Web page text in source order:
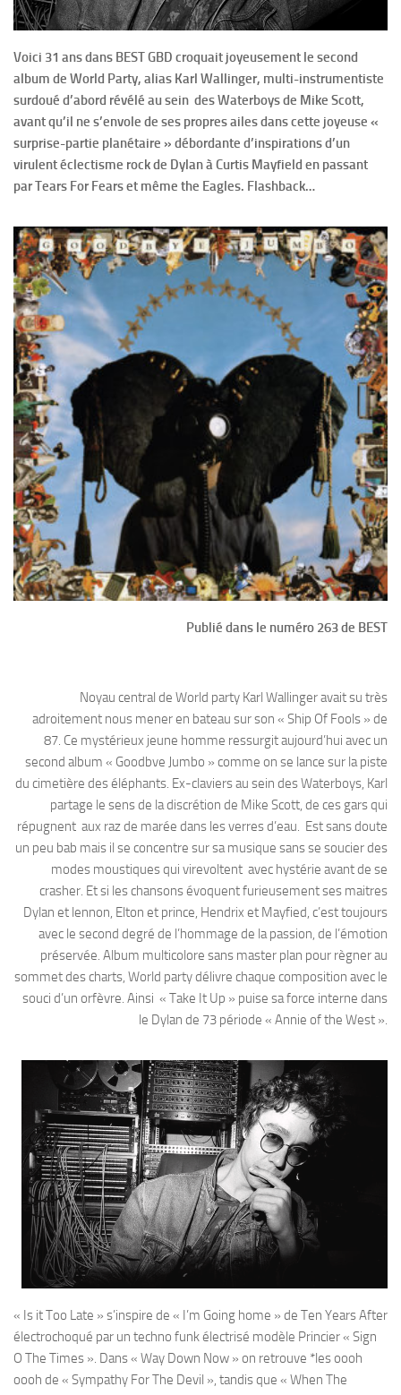
Voici 31 ans dans BEST GBD croquait joyeusement le second
album de World Party, alias Karl Wallinger, multi-instrumentiste
surdoué d’abord révélé au sein des Waterboys de Mike Scott,
avant qu’il ne s’envole de ses propres ailes dans cette joyeuse «
surprise-partie planétaire » débordante d’inspirations d’un
virulent éclectisme rock de Dylan à Curtis Mayfield en passant
par Tears For Fears et même the Eagles. Flashback…
Publié dans le numéro 263 de BEST
Noyau central de World party Karl Wallinger avait su très
adroitement nous mener en bateau sur son « Ship Of Fools » de
87. Ce mystérieux jeune homme ressurgit aujourd’hui avec un
second album « Goodbve Jumbo » comme on se lance sur la piste
du cimetière des éléphants. Ex-claviers au sein des Waterboys, Karl
partage le sens de la discrétion de Mike Scott, de ces gars qui
répugnent aux raz de marée dans les verres d’eau. Est sans doute
un peu bab mais il se concentre sur sa musique sans se soucier des
modes moustiques qui virevoltent avec hystérie avant de se
crasher. Et si les chansons évoquent furieusement ses maitres
Dylan et lennon, Elton et prince, Hendrix et Mayfied, c’est toujours
avec le second degré de l’hommage de la passion, de l’émotion
préservée. Album multicolore sans master plan pour règner au
sommet des charts, World party délivre chaque composition avec le
souci d’un orfèvre. Ainsi « Take It Up » puise sa force interne dans
le Dylan de 73 période « Annie of the West ».
« Is it Too Late » s’inspire de « I’m Going home » de Ten Years After
électrochoqué par un techno funk électrisé modèle Princier « Sign
O The Times ». Dans « Way Down Now » on retrouve *les oooh
oooh de « Sympathy For The Devil », tandis que « When The